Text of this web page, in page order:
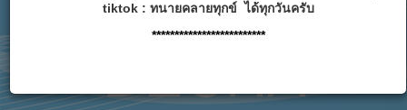
tiktok : ทนายคลายทุกข์ ได้ทุกวันครับ
*************************